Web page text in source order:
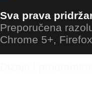
Sva prava
Preporučena
Chrome 5+,